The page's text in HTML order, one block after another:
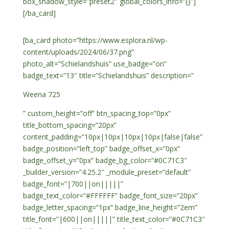
[/ba_card]
[ba_card photo=”https://www.esplora.nl/wp-
content/uploads/2024/06/37.png”
photo_alt=”Schielandshuis” use_badge=”on”
badge_text=”13″ title=”Schielandshuis” description=”
Weena 725
” custom_height=”off” btn_spacing_top=”0px”
title_bottom_spacing=”20px”
content_padding=”10px|10px|10px|10px|false|false”
badge_position=”left_top” badge_offset_x=”0px”
badge_offset_y=”0px” badge_bg_color=”#0C71C3″
_builder_version=”4.25.2″ _module_preset=”default”
badge_font=”|700||on|||||”
badge_text_color=”#FFFFFF” badge_font_size=”20px”
badge_letter_spacing=”1px” badge_line_height=”2em”
title_font=”|600||on|||||” title_text_color=”#0C71C3″